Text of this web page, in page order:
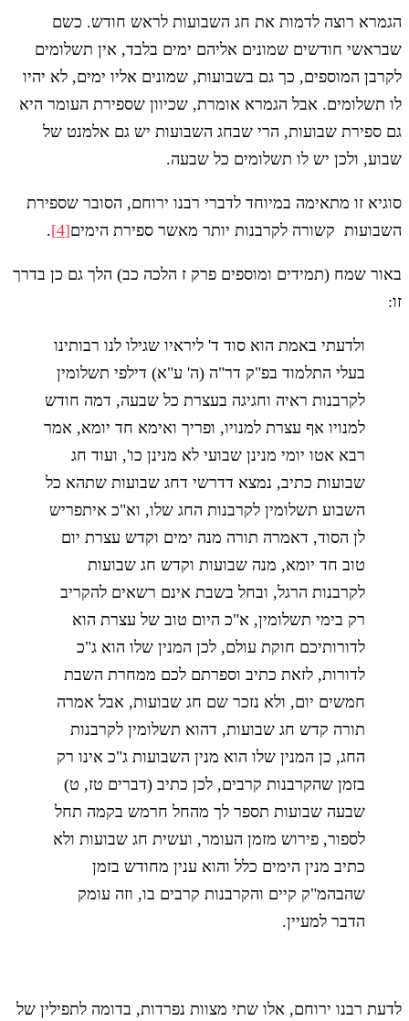
הגמרא רוצה לדמות את חג השבועות לראש חודש. כשם
שבראשי חודשים שמונים אליהם ימים בלבד, אין תשלומים
לקרבן המוספים, כך גם בשבועות, שמונים אליו ימים, לא יהיו
לו תשלומים. אבל הגמרא אומרת, שכיוון שספירת העומר היא
גם ספירת שבועות, הרי שבחג השבועות יש גם אלמנט של
שבוע, ולכן יש לו תשלומים כל שבעה.
סוגיא זו מתאימה במיוחד לדברי רבנו ירוחם, הסובר שספירת
השבועות קשורה לקרבנות יותר מאשר ספירת הימים[4]
.
באור שמח (תמידים ומוספים פרק ז הלכה כב) הלך גם כן בדרך
זו:
ולדעתי באמת הוא סוד ד' ליראיו שגילו לנו רבותינו
בעלי התלמוד בפ"ק דר"ה (ה' ע"א) דילפי תשלומין
לקרבנות ראיה וחגיגה בעצרת כל שבעה, דמה חודש
למנויו אף עצרת למנויו, ופריך ואימא חד יומא, אמר
רבא אטו יומי מנינן שבועי לא מנינן כו', ועוד חג
שבועות כתיב, נמצא דדרשי דחג שבועות שתהא כל
השבוע תשלומין לקרבנות החג שלו, וא"כ איתפריש
לן הסוד, דאמרה תורה מנה ימים וקדש עצרת יום
טוב חד יומא, מנה שבועות וקדש חג שבועות
לקרבנות הרגל, ובחל בשבת אינם רשאים להקריב
רק בימי תשלומין, א"כ היום טוב של עצרת הוא
לדורותיכם חוקת עולם, לכן המנין שלו הוא ג"כ
לדורות, לזאת כתיב וספרתם לכם ממחרת השבת
חמשים יום, ולא נזכר שם חג שבועות, אבל אמרה
תורה קדש חג שבועות, דהוא תשלומין לקרבנות
החג, כן המנין שלו הוא מנין השבועות ג"כ אינו רק
בזמן שהקרבנות קרבים, לכן כתיב (דברים טז, ט)
שבעה שבועות תספר לך מהחל חרמש בקמה תחל
לספור, פירוש מזמן העומר, ועשית חג שבועות ולא
כתיב מנין הימים כלל והוא ענין מחודש בזמן
שהבהמ"ק קיים והקרבנות קרבים בו, וזה עומק
הדבר למעיין.
לדעת רבנו ירוחם, אלו שתי מצוות נפרדות, בדומה לתפילין של